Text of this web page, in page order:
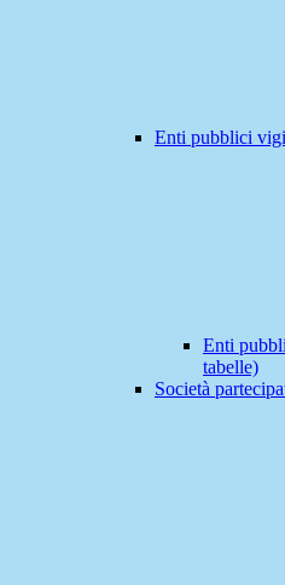
Enti pubblici
Enti
tabelle)
Società